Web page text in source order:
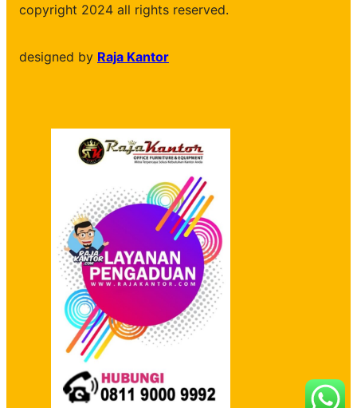
copyright 2024 all rights reserved.
designed by Raja Kantor